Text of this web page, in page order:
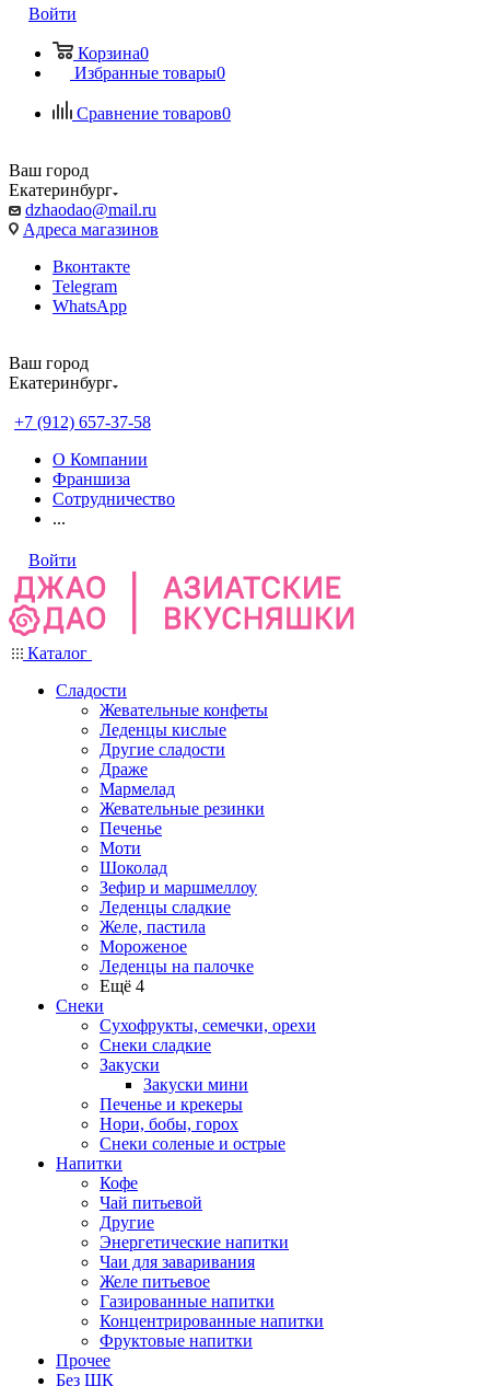
Войти
Корзина0
Избранные товары0
Сравнение товаров0
Ваш город
Екатеринбург
dzhaodao@mail.ru
Адреса магазинов
Вконтакте
Telegram
WhatsApp
Ваш город
Екатеринбург
+7 (912) 657-37-58
О Компании
Франшиза
Сотрудничество
...
Войти
Каталог
Сладости
Жевательные конфеты
Леденцы кислые
Другие сладости
Драже
Мармелад
Жевательные резинки
Печенье
Моти
Шоколад
Зефир и маршмеллоу
Леденцы сладкие
Желе, пастила
Мороженое
Леденцы на палочке
Ещё 4
Снеки
Сухофрукты, семечки, орехи
Снеки сладкие
Закуски
Закуски мини
Печенье и крекеры
Нори, бобы, горох
Снеки соленые и острые
Напитки
Кофе
Чай питьевой
Другие
Энергетические напитки
Чаи для заваривания
Желе питьевое
Газированные напитки
Концентрированные напитки
Фруктовые напитки
Прочее
Без ШК